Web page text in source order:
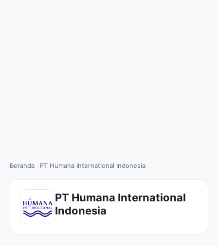
Beranda PT Humana International Indonesia
PT Humana International
Indonesia